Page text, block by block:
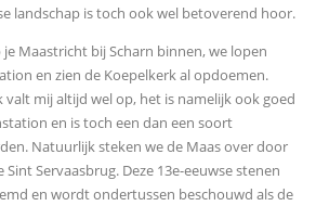
landschap is toch ook wel betoverend hoor.
Maastricht bij Scharn binnen, we lopen
en zien de Koepelkerk al opdoemen.
valt mij altijd wel op, het is namelijk ook goed
en is toch een dan een soort
Natuurlijk steken we de Maas over door
Servaasbrug. Deze 13e-eeuwse stenen
en wordt ondertussen beschouwd als de